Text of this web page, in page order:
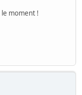
le moment !